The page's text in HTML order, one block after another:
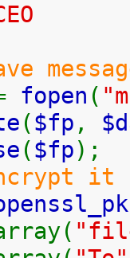
fopen (
($fp ,
($fp);
it